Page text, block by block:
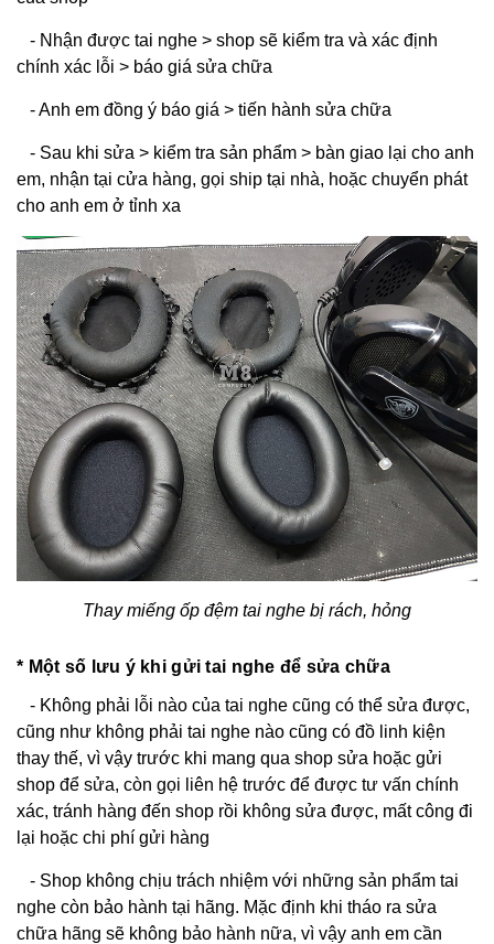
- Nhận được tai nghe > shop sẽ kiểm tra và xác định
chính xác lỗi > báo giá sửa chữa
- Anh em đồng ý báo giá > tiến hành sửa chữa
- Sau khi sửa > kiểm tra sản phẩm > bàn giao lại cho anh
em, nhận tại cửa hàng, gọi ship tại nhà, hoặc chuyển phát
cho anh em ở tỉnh xa
Thay miếng ốp đệm tai nghe bị rách, hỏng
* Một số lưu ý khi gửi tai nghe để sửa chữa
- Không phải lỗi nào của tai nghe cũng có thể sửa được,
cũng như không phải tai nghe nào cũng có đồ linh kiện
thay thế, vì vậy trước khi mang qua shop sửa hoặc gửi
shop để sửa, còn gọi liên hệ trước để được tư vấn chính
xác, tránh hàng đến shop rồi không sửa được, mất công đi
lại hoặc chi phí gửi hàng
- Shop không chịu trách nhiệm với những sản phẩm tai
nghe còn bảo hành tại hãng. Mặc định khi tháo ra sửa
chữa hãng sẽ không bảo hành nữa, vì vậy anh em cần